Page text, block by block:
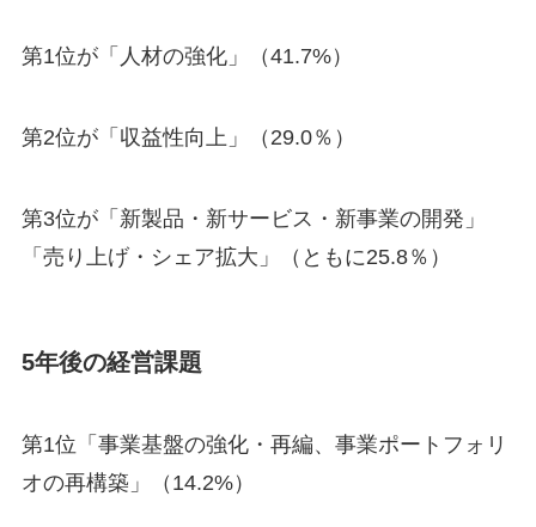
第1位が「人材の強化」（41.7%）
第2位が「収益性向上」（29.0％）
第3位が「新製品・新サービス・新事業の開発」
「売り上げ・シェア拡大」（ともに25.8％）
5年後の経営課題
第1位「事業基盤の強化・再編、事業ポートフォリ
オの再構築」（14.2%）